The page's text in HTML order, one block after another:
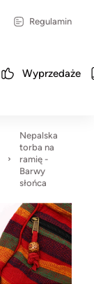
Regulamin
Wyprzedaże
Nepalska
torba na
ramię -
Barwy
słońca